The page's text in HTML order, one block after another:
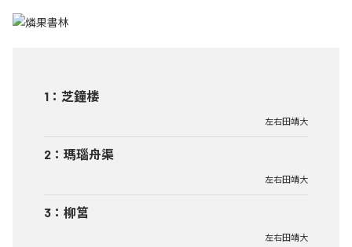
1 ： 芝鐘楼
左右田靖大
2 ： 瑪瑙舟渠
左右田靖大
3 ： 柳筥
左右田靖大